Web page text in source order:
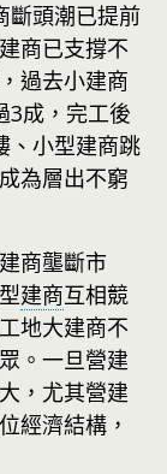
斷頭潮已提前
商已支撐不
過去小建商
3成，完工後
、小型建商跳
為層出不窮
商壟斷市
建商互相競
地大建商不
。一旦營建
，尤其營建
經濟結構，